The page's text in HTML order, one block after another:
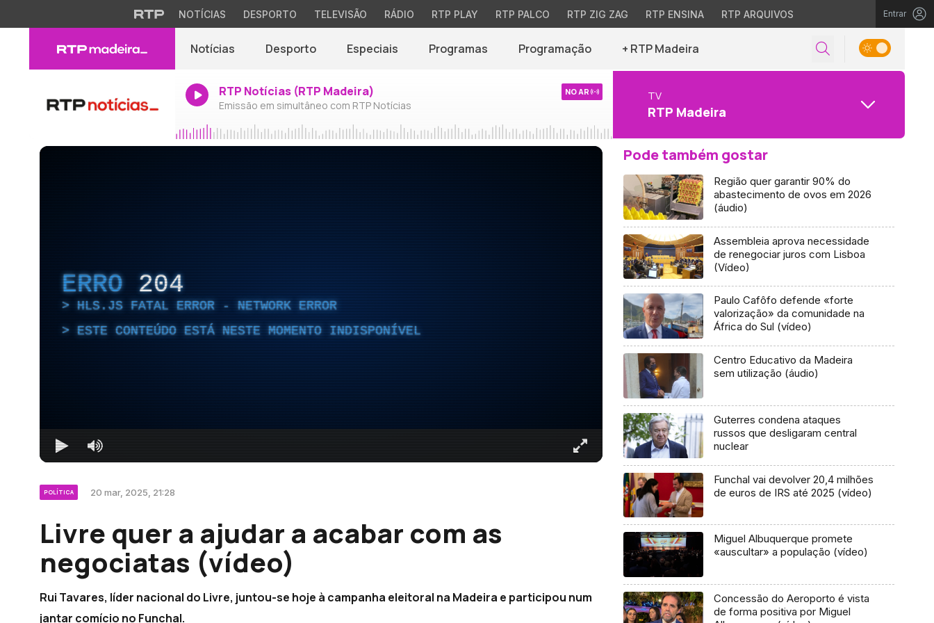
NOTÍCIAS DESPORTO TELEVISÃO RÁDIO RTP PLAY RTP PALCO RTP ZIG ZAG RTP ENSINA RTP ARQUIVOS Entrar
Notícias Desporto Especiais Programas Programação + RTP Madeira
RTP Notícias (RTP Madeira)
Emissão em simultâneo com RTP Notícias
NO AR TV
RTP Madeira
ERRO 204
HLS.JS FATAL ERROR - NETWORK ERROR
ESTE CONTEÚDO ESTÁ NESTE MOMENTO INDISPONÍVEL
POLÍTICA 20 mar, 2025, 21:28
Livre quer a ajudar a acabar com as
negociatas (vídeo)
Rui Tavares, líder nacional do Livre, juntou-se hoje à campanha eleitoral na Madeira e participou num
jantar comício no Funchal.
Pode também gostar
Região quer garantir 90% do
abastecimento de ovos em 2026
(áudio)
Assembleia aprova necessidade
de renegociar juros com Lisboa
(Vídeo)
Paulo Cafôfo defende «forte
valorização» da comunidade na
África do Sul (vídeo)
Centro Educativo da Madeira
sem utilização (áudio)
Guterres condena ataques
russos que desligaram central
nuclear
Funchal vai devolver 20,4 milhões
de euros de IRS até 2025 (vídeo)
Miguel Albuquerque promete
«auscultar» a população (vídeo)
Concessão do Aeroporto é vista
de forma positiva por Miguel